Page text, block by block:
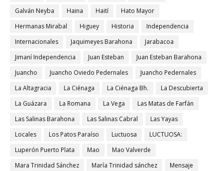
Galván Neyba
Haina Haití
Hato Mayor
Hermanas Mirabal
Higuey Historia
Independencia
Internacionales
Jaquimeyes Barahona
Jarabacoa
Jimaní Independencia
Juan Esteban
Juan Esteban Barahona
Juancho
Juancho Oviedo Pedernales
Juancho Pedernales
La Altagracia
La Ciénaga La Ciénaga Bh.
La Descubierta
La Guázara
La Romana La Vega
Las Matas de Farfán
Las Salinas Barahona
Las Salinas Cabral
Las Yayas
Locales
Los Patos Paraíso Luctuosa
LUCTUOSA:
Luperón Puerto Plata
Mao
Mao Valverde
Mara Trinidad Sánchez
María Trinidad sánchez
Mensaje